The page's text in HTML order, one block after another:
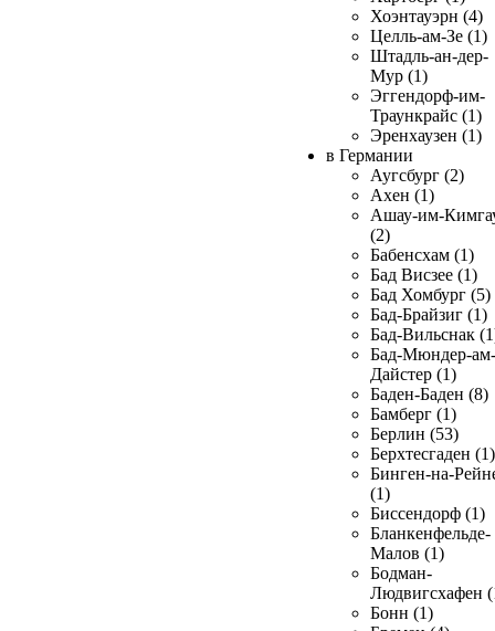
Хоэнтауэрн (4)
Целль-ам-Зе (1)
Штадль-ан-дер-
Мур (1)
Эггендорф-им-
Траункрайс (1)
Эренхаузен (1)
в Германии
Аугсбург (2)
Ахен (1)
Ашау-им-
(2)
Бабенсхам (1)
Бад Висзее (1)
Бад Хомбург (5)
Бад-Брайзиг (1)
Бад-Вильснак
Бад-Мюндер-ам-
Дайстер (1)
Баден-Баден (8)
Бамберг (1)
Берлин (53)
Берхтесгаден (1)
Бинген-на-
(1)
Биссендорф (1)
Бланкенфельде-
Малов (1)
Бодман-
Людвигсхафен
Бонн (1)